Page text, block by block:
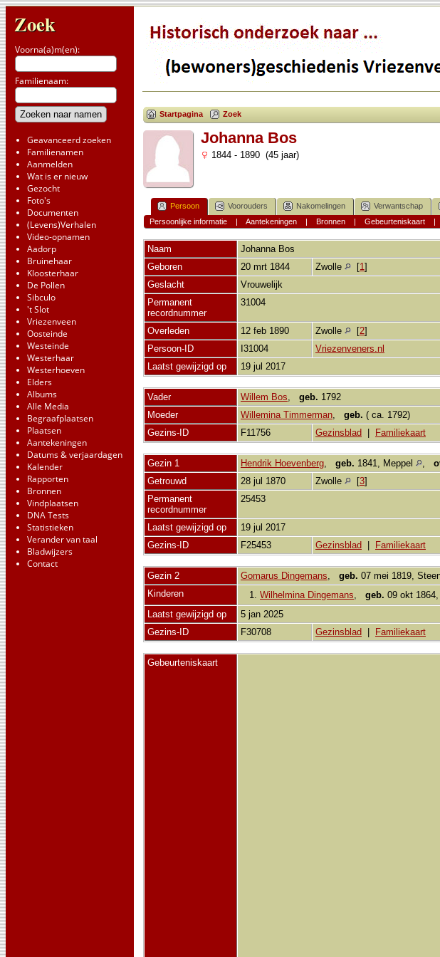
Zoek
Voorna(a)m(en):
Familienaam:
Geavanceerd zoeken
Familienamen
Aanmelden
Wat is er nieuw
Gezocht
Foto's
Documenten
(Levens)Verhalen
Video-opnamen
Aadorp
Bruinehaar
Kloosterhaar
De Pollen
Sibculo
't Slot
Vriezenveen
Oosteinde
Westeinde
Westerhaar
Westerhoeven
Elders
Albums
Alle Media
Begraafplaatsen
Plaatsen
Aantekeningen
Datums & verjaardagen
Kalender
Rapporten
Bronnen
Vindplaatsen
DNA Tests
Statistieken
Verander van taal
Bladwijzers
Contact
Startpagina Zoek
Johanna Bos
1844 - 1890 (45 jaar)
Persoon Voorouders Nakomelingen Verwantschap
Persoonlijke informatie| Aantekeningen| Bronnen| Gebeurteniskaart|
Naam Johanna Bos
Geboren
20 mrt 1844 Zwolle [1]
Geslacht
Vrouwelijk
Permanent
recordnummer
31004
Overleden 12 feb 1890 Zwolle [2]
Persoon-ID
I31004
Vriezenveners.nl
Laatst gewijzigd op
19 jul 2017
Vader Willem Bos, geb. 1792
Moeder
Willemina Timmerman, geb. ( ca. 1792)
Gezins-ID
F11756 Gezinsblad Familiekaart
Gezin 1 Hendrik Hoevenberg, geb. 1841, Meppel ,
Getrouwd
28 jul 1870 Zwolle [3]
Permanent
recordnummer
25453
Laatst gewijzigd op
19 jul 2017
Gezins-ID
F25453 Gezinsblad Familiekaart
Gezin 2 Gomarus Dingemans, geb. 07 mei 1819,
Kinderen
1. Wilhelmina Dingemans, geb. 09 okt
Laatst gewijzigd op
5 jan 2025
Gezins-ID
F30708 Gezinsblad Familiekaart
Gebeurteniskaart